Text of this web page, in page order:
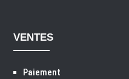
VENTES
Paiement